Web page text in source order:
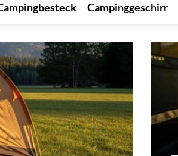
Campinggeschirr